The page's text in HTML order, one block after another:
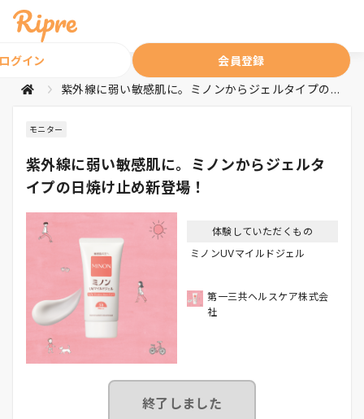
グイン 会員登録
紫外線に弱い敏感肌に。ミノンからジェルタイプの日焼け止め新登場！
モニター
紫外線に弱い敏感肌に。ミノンからジェルタ
イプの日焼け止め新登場！
体験していただくもの
ミノンUVマイルドジェル
第一三共ヘルスケア株式会
社
終了しました